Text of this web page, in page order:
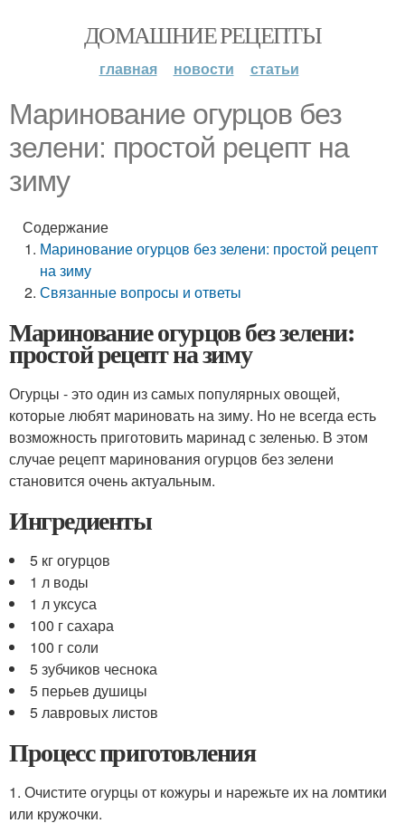
ДОМАШНИЕ РЕЦЕПТЫ
главная новости статьи
Маринование огурцов без
зелени: простой рецепт на
зиму
Содержание
Маринование огурцов без зелени: простой рецепт
на зиму
Связанные вопросы и ответы
Маринование огурцов без зелени:
простой рецепт на зиму
Огурцы - это один из самых популярных овощей,
которые любят мариновать на зиму. Но не всегда есть
возможность приготовить маринад с зеленью. В этом
случае рецепт маринования огурцов без зелени
становится очень актуальным.
Ингредиенты
5 кг огурцов
1 л воды
1 л уксуса
100 г сахара
100 г соли
5 зубчиков чеснока
5 перьев душицы
5 лавровых листов
Процесс приготовления
1. Очистите огурцы от кожуры и нарежьте их на ломтики
или кружочки.